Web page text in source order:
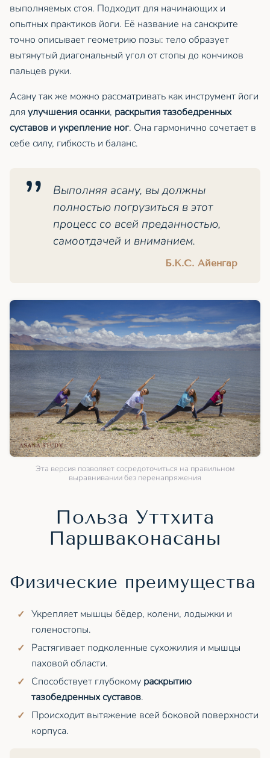
выполняемых стоя. Подходит для начинающих и
опытных практиков йоги. Её название на санскрите
точно описывает геометрию позы: тело образует
вытянутый диагональный угол от стопы до кончиков
пальцев руки.
Асану так же можно рассматривать как инструмент йоги
дляулучшения осанки, раскрытия тазобедренных
суставов и укрепление ног. Она гармонично сочетает в
себе силу, гибкость и баланс.
Выполняя асану, вы должны
полностью погрузиться в этот
процесс со всей преданностью,
самоотдачей и вниманием.
Б.К.С. Айенгар
Эта версия позволяет сосредоточиться на правильном
выравнивании без перенапряжения
Польза Уттхита
Паршваконасаны
Физические преимущества
Укрепляет мышцы бёдер, колени, лодыжки и
голеностопы.
Растягивает подколенные сухожилия и мышцы
паховой области.
Способствует глубокому раскрытию
тазобедренных суставов.
Происходит вытяжение всей боковой поверхности
корпуса.